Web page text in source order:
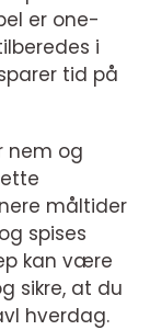
er one-
i
tid på
nem og
måltider
spises
kan være
sikre, at du
hverdag.